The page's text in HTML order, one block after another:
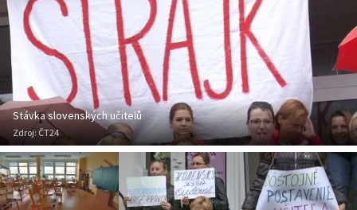
Stávka slovenských učitelů
Zdroj: ČT24